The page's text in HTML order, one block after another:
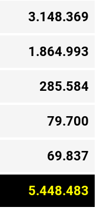
3.148.369
1.864.993
285.584
79.700
69.837
5.448.483